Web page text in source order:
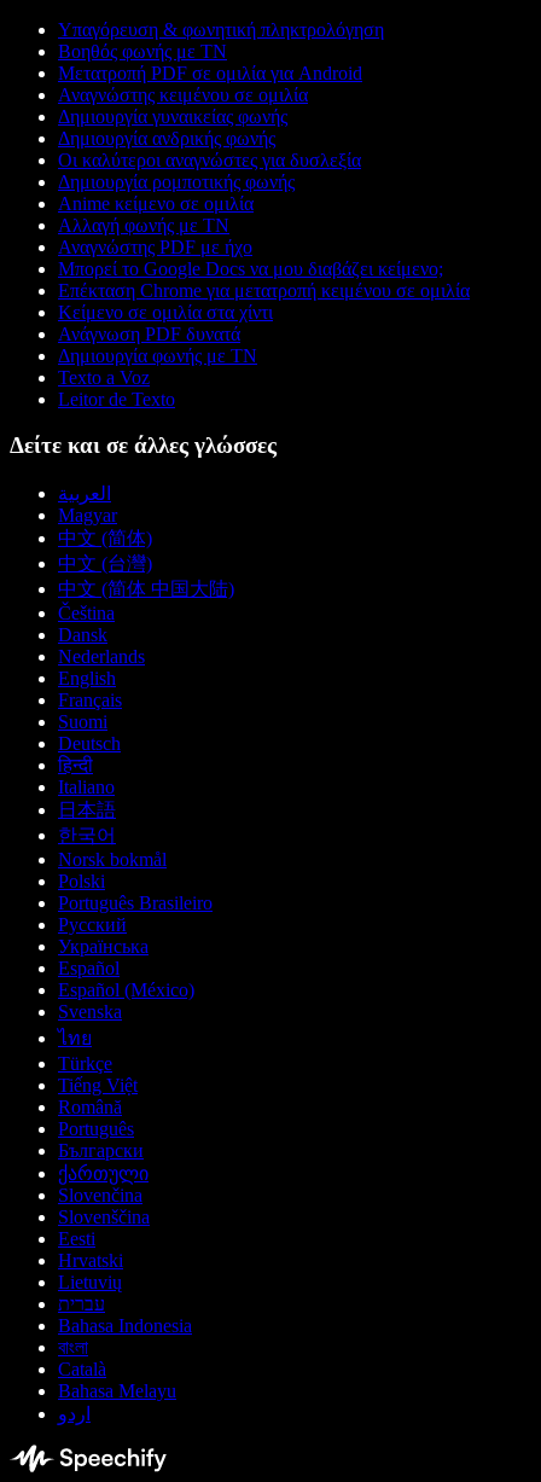
Υπαγόρευση & φωνητική πληκτρολόγηση
Βοηθός φωνής με ΤΝ
Μετατροπή PDF σε ομιλία για Android
Αναγνώστης κειμένου σε ομιλία
Δημιουργία γυναικείας φωνής
Δημιουργία ανδρικής φωνής
Οι καλύτεροι αναγνώστες για δυσλεξία
Δημιουργία ρομποτικής φωνής
Anime κείμενο σε ομιλία
Αλλαγή φωνής με ΤΝ
Αναγνώστης PDF με ήχο
Μπορεί το Google Docs να μου διαβάζει κείμενο;
Επέκταση Chrome για μετατροπή κειμένου σε ομιλία
Κείμενο σε ομιλία στα χίντι
Ανάγνωση PDF δυνατά
Δημιουργία φωνής με ΤΝ
Texto a Voz
Leitor de Texto
Δείτε και σε άλλες γλώσσες
العربية
Magyar
中文 (简体)
中文 (台灣)
中文 (简体 中国大陆)
Čeština
Dansk
Nederlands
English
Français
Suomi
Deutsch
हिन्दी
Italiano
日本語
한국어
Norsk bokmål
Polski
Português Brasileiro
Русский
Українська
Español
Español (México)
Svenska
ไทย
Türkçe
Tiếng Việt
Română
Português
Български
ქართული
Slovenčina
Slovenščina
Eesti
Hrvatski
Lietuvių
עברית
Bahasa Indonesia
বাংলা
Català
Bahasa Melayu
اردو